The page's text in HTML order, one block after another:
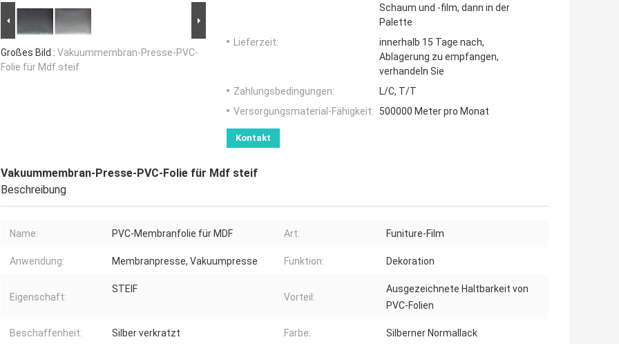
Großes Bild : Vakuummembran-Presse-PVC-
Folie für Mdf steif
Schaum und -film, dann in der
Palette
Lieferzeit:
innerhalb 15 Tage nach,
Ablagerung zu empfangen,
verhandeln Sie
Zahlungsbedingungen:
L/C, T/T
Versorgungsmaterial-Fähigkeit:
500000 Meter pro Monat
Kontakt
Vakuummembran-Presse-PVC-Folie für Mdf steif
Beschreibung
Name: PVC-Membranfolie für MDF Art: Funiture-Film
Anwendung: Membranpresse, Vakuumpresse Funktion: Dekoration
Eigenschaft:
STEIF
Vorteil:
Ausgezeichnete Haltbarkeit von
PVC-Folien
Beschaffenheit: Silber verkratzt Farbe: Silberner Normallack